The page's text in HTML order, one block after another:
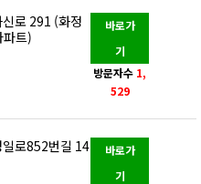
로 291 (화정
트)
바로가
기
방문자수 1,
529
일로852번길 14
바로가
기